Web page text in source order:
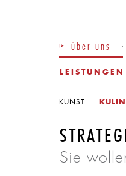
über uns
LEISTUNGEN
KUNST ǀ
Sie